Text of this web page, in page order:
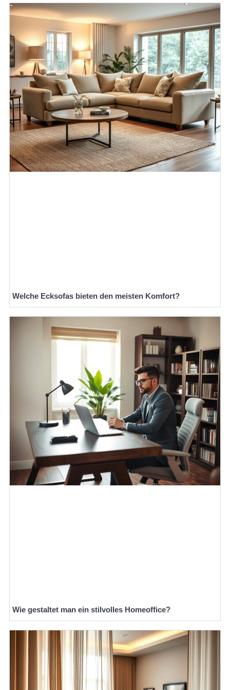
Welche Ecksofas bieten den meisten Komfort?
Wie gestaltet man ein stilvolles Homeoffice?